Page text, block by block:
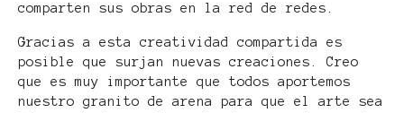
comparten sus obras en la red de redes.
Gracias a esta creatividad compartida es
posible que surjan nuevas creaciones. Creo
que es muy importante que todos aportemos
nuestro granito de arena para que el arte sea